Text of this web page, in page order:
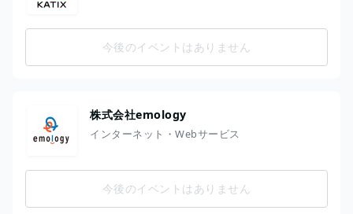
今後のイベントはありません
株式会社emology
インターネット・Webサービス
今後のイベントはありません